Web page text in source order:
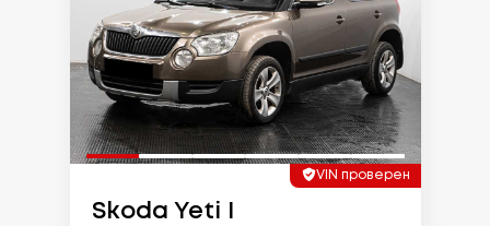
VIN проверен
Skoda Yeti I